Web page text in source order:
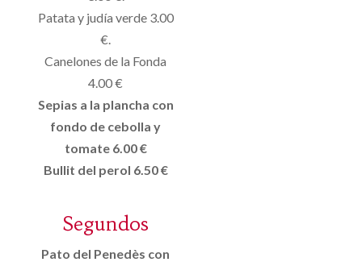
Patata y judía verde 3.00
€.
Canelones de la Fonda
4.00 €
Sepias a la plancha con
fondo de cebolla y
tomate 6.00 €
Bullit del perol 6.50 €
Segundos
Pato del Penedès con